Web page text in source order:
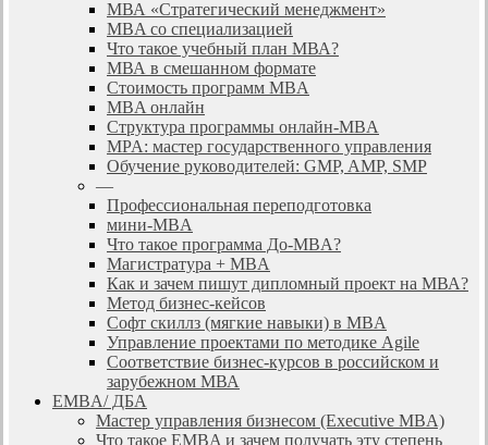
МВА «Cтратегический менеджмент»
MBA со специализацией
Что такое учебный план МВА?
МВА в смешанном формате
Стоимость программ MBA
MBA онлайн
Cтруктура программы онлайн-MBA
MPA: мастер государственного управления
Обучение руководителей: GMP, AMP, SMP
—
Профессиональная переподготовка
мини-MBA
Что такое программа До-MBA?
Магистратура + MBA
Как и зачем пишут дипломный проект на МВА?
Метод бизнес-кейсов
Софт скиллз (мягкие навыки) в MBA
Управление проектами по методике Agile
Соответствие бизнес-курсов в российском и
зарубежном МВА
EMBA/ ДБA
Мастер управления бизнесом (Executive MBA)
Что такое EMBA и зачем получать эту степень